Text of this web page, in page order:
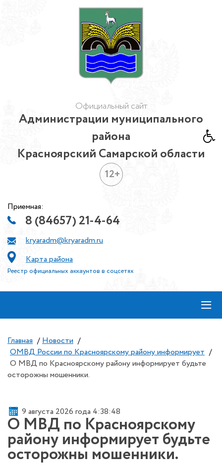
Официальный сайт
Администрации муниципального
района
Красноярский Самарской области
12+
Приемная:
8 (84657) 21-4-64
kryaradm@kryaradm.ru
Карта района
Реестр официальных аккаунтов в соцсетях
≡
Главная / Новости /
ОМВД России по Красноярскому району информирует /
О МВД по Красноярскому району информирует будьте
осторожны мошенники.
9 августа 2026 года 4:38:48
О МВД по Красноярскому
району информирует будьте
осторожны мошенники.